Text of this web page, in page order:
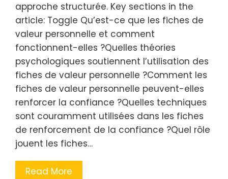
approche structurée. Key sections in the
article: Toggle Qu’est-ce que les fiches de
valeur personnelle et comment
fonctionnent-elles ?Quelles théories
psychologiques soutiennent l’utilisation des
fiches de valeur personnelle ?Comment les
fiches de valeur personnelle peuvent-elles
renforcer la confiance ?Quelles techniques
sont couramment utilisées dans les fiches
de renforcement de la confiance ?Quel rôle
jouent les fiches…
Read More